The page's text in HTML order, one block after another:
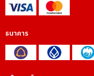
ธนาคาร